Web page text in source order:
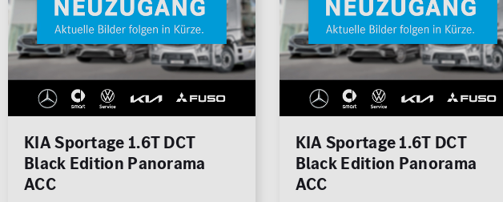
Karosserie
Limousine
Cabrio /
Roadster
Kombi
Coupé Van / Kleinbus
Geländewagen /
SUV
Parkhilfe / Park-Assistent
Rückfahrkamera
Sitzheizung
Standheizung
Sonstige
KIA Sportage 1.6T DCT
Black Edition Panorama
ACC
KIA Sportage 1.6T DCT
Black Edition Panorama
ACC